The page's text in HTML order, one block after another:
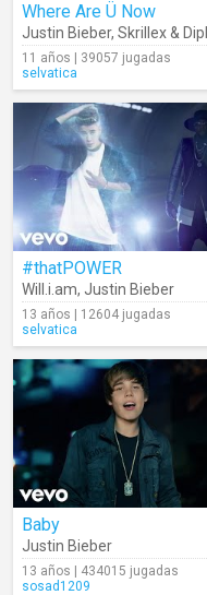
Where Are Ü Now
Justin Bieber, Skrillex &
11 años | 39057 jugadas
selvatica
#thatPOWER
Will.i.am, Justin Bieber
13 años | 12604 jugadas
selvatica
Baby
Justin Bieber
13 años | 434015 jugadas
sosad1209